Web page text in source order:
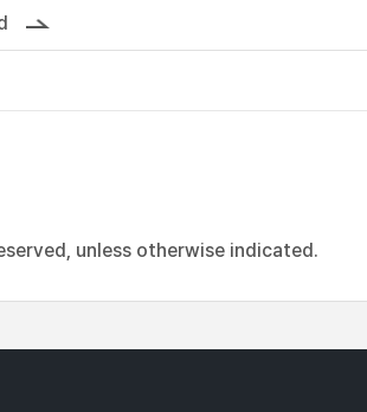
unless otherwise indicated.